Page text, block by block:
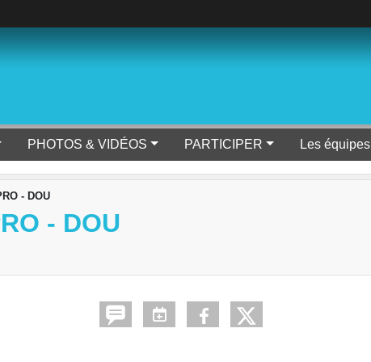
PHOTOS & VIDÉOS PARTICIPER Les équipes
- DOU
- DOU